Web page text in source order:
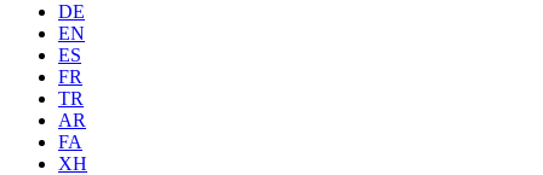
DE
EN
ES
FR
TR
AR
FA
XH